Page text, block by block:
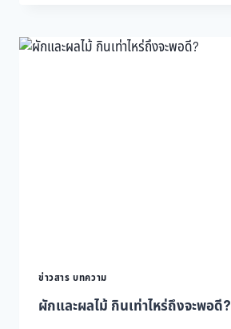
เสี่ยง
ข่าวสาร บทความ
ผักและผลไม้ กินเท่าไหร่ถึงจะพอดี?